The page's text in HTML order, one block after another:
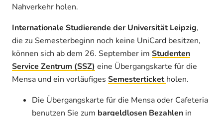
Nahverkehr holen.
Internationale Studierende der Universität Leipzig,
die zu Semesterbeginn noch keine UniCard besitzen,
können sich ab dem 26. September im Studenten
Service Zentrum (SSZ) eine Übergangskarte für die
Mensa und ein vorläufiges Semesterticketholen.
Die Übergangskarte für die Mensa oder Cafeteria
benutzen Sie zum bargeldlosen Bezahlen in